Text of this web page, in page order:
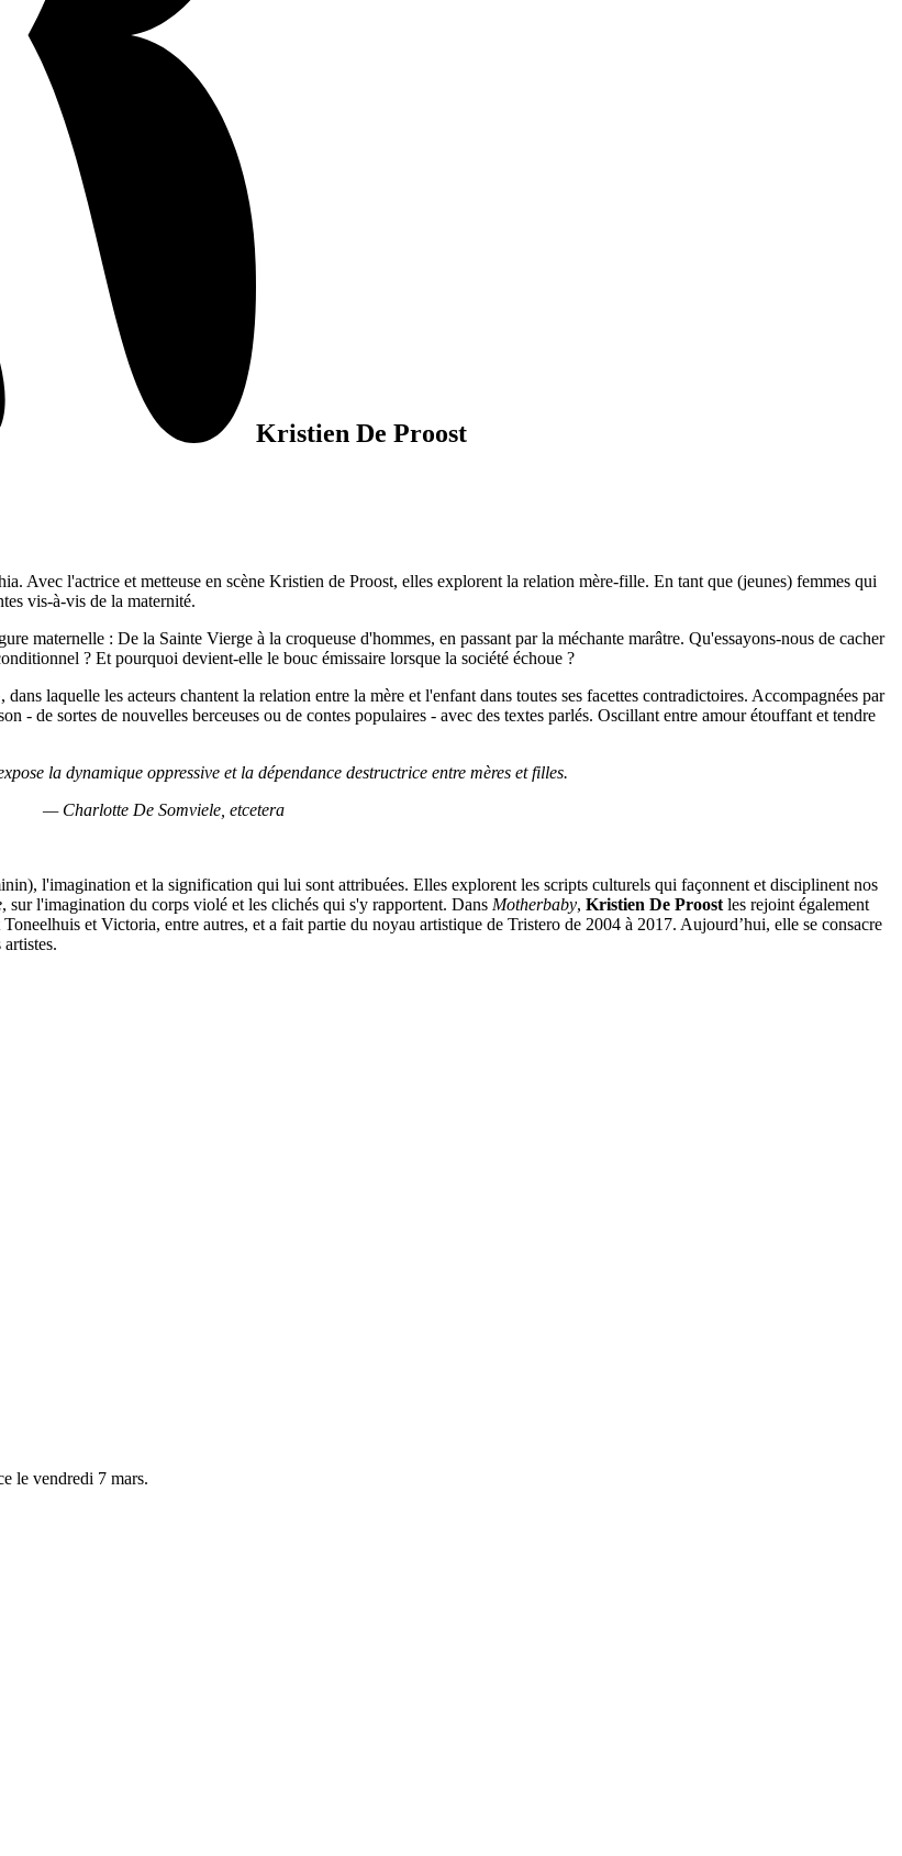
Kristien De Proost
Avec l'actrice et metteuse en scène Kristien de Proost, elles explorent la relation mère-fille. En tant que (jeunes) femmes qui
vis-à-vis de la maternité.
maternelle : De la Sainte Vierge à la croqueuse d'hommes, en passant par la méchante marâtre. Qu'essayons-nous de cacher
? Et pourquoi devient-elle le bouc émissaire lorsque la société échoue ?
laquelle les acteurs chantent la relation entre la mère et l'enfant dans toutes ses facettes contradictoires. Accompagnées par
- de sortes de nouvelles berceuses ou de contes populaires - avec des textes parlés. Oscillant entre amour étouffant et tendre
la dynamique oppressive et la dépendance destructrice entre mères et filles.
— Charlotte De Somviele, etcetera
l'imagination et la signification qui lui sont attribuées. Elles explorent les scripts culturels qui façonnent et disciplinent nos
, sur l'imagination du corps violé et les clichés qui s'y rapportent. Dans Motherbaby, Kristien De Proostles rejoint également
et Victoria, entre autres, et a fait partie du noyau artistique de Tristero de 2004 à 2017. Aujourd’hui, elle se consacre
le vendredi 7 mars.